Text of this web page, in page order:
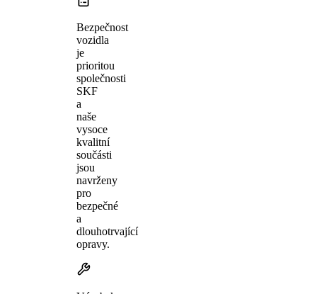
Bezpečnost
vozidla
je
prioritou
společnosti
SKF
a
naše
vysoce
kvalitní
součásti
jsou
navrženy
pro
bezpečné
a
dlouhotrvající
opravy.